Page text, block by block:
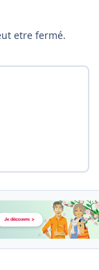
etre fermé.